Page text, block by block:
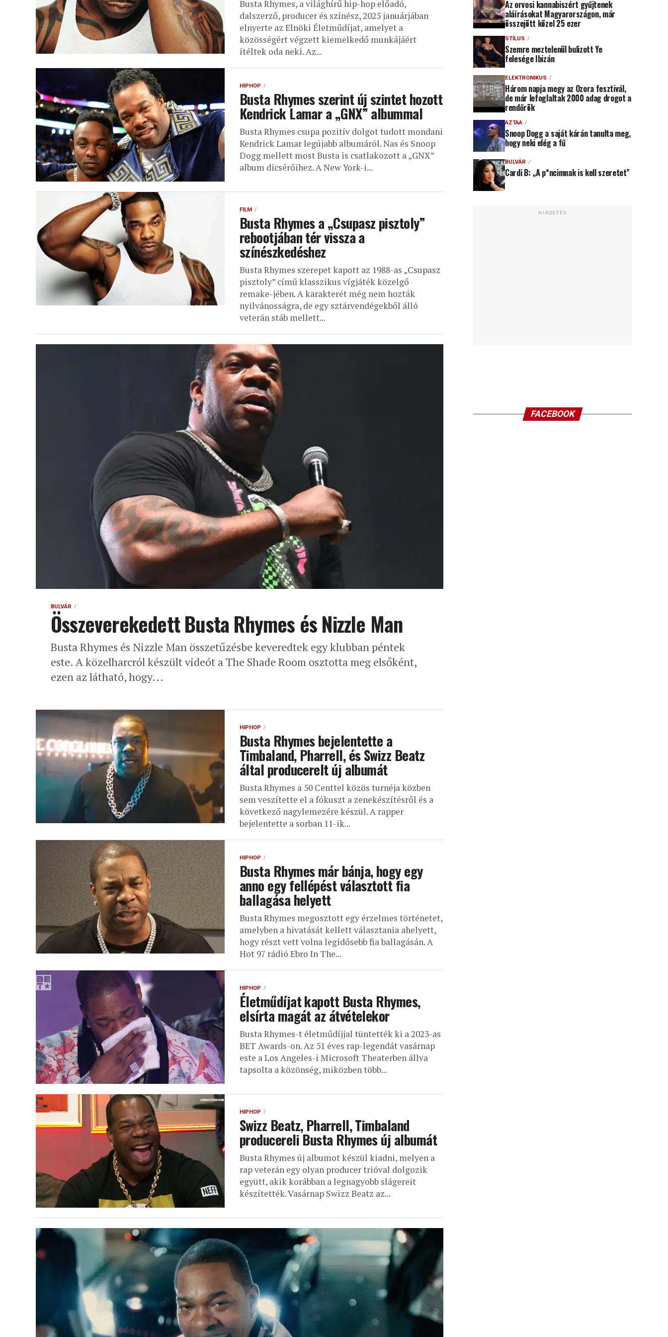
Busta Rhymes, a világhírű hip-hop előadó,
dalszerző, producer és színész, 2025 januárjában
elnyerte az Elnöki Életműdíjat, amelyet a
közösségért végzett kiemelkedő munkájáért
ítéltek oda neki. Az...
HIPHOP
Busta Rhymes szerint új szintet hozott
Kendrick Lamar a „GNX” albummal
Busta Rhymes csupa pozitív dolgot tudott mondani
Kendrick Lamar legújabb albumáról. Nas és Snoop
Dogg mellett most Busta is csatlakozott a „GNX”
album dicsérőihez. A New York-i...
FILM
Busta Rhymes a „Csupasz pisztoly”
rebootjában tér vissza a
színészkedéshez
Busta Rhymes szerepet kapott az 1988-as „Csupasz
pisztoly” című klasszikus vígjáték közelgő
remake-jében. A karakterét még nem hozták
nyilvánosságra, de egy sztárvendégekből álló
veterán stáb mellett...
BULVÁR
Összeverekedett Busta Rhymes és Nizzle Man
Busta Rhymes és Nizzle Man összetűzésbe keveredtek egy klubban péntek
este. A közelharcról készült videót a The Shade Room osztotta meg elsőként,
ezen az látható, hogy...
HIPHOP
Busta Rhymes bejelentette a
Timbaland, Pharrell, és Swizz Beatz
által producerelt új albumát
Busta Rhymes a 50 Centtel közös turnéja közben
sem veszítette el a fókuszt a zenekészítésről és a
következő nagylemezére készül. A rapper
bejelentette a sorban 11-ik...
HIPHOP
Busta Rhymes már bánja, hogy egy
anno egy fellépést választott fia
ballagása helyett
Busta Rhymes megosztott egy érzelmes történetet,
amelyben a hivatását kellett választania ahelyett,
hogy részt vett volna legidősebb fia ballagásán. A
Hot 97 rádió Ebro In The...
HIPHOP
Életműdíjat kapott Busta Rhymes,
elsírta magát az átvételekor
Busta Rhymes-t életműdíjjal tüntették ki a 2023-as
BET Awards-on. Az 51 éves rap-legendát vasárnap
este a Los Angeles-i Microsoft Theaterben állva
tapsolta a közönség, miközben több...
HIPHOP
Swizz Beatz, Pharrell, Timbaland
producereli Busta Rhymes új albumát
Busta Rhymes új albumot készül kiadni, melyen a
rap veterán egy olyan producer trióval dolgozik
együtt, akik korábban a legnagyobb slágereit
készítették. Vasárnap Swizz Beatz az...
Az orvosi kannabiszért gyűjtenek
aláírásokat Magyarországon, már
összejött közel 25 ezer
STÍLUS
Szemre meztelenül bulizott Ye
felesége Ibizán
ELEKTRONIKUS
Három napja megy az Ozora fesztivál,
de már lefoglaltak 2000 adag drogot a
rendőrök
AZTAA
Snoop Dogg a saját kárán tanulta meg,
hogy neki elég a fű
BULVÁR
Cardi B: „A p*ncimnak is kell szeretet”
HIRDETÉS
FACEBOOK